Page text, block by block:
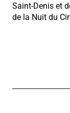
Saint-Denis et
de la Nuit du